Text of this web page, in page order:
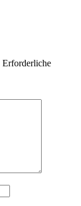
Erforderliche